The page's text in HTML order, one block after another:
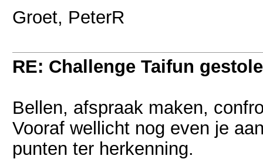
Groet, PeterR
RE: Challenge Taifun
Bellen, afspraak maken,
Vooraf wellicht nog even je
punten ter herkenning.